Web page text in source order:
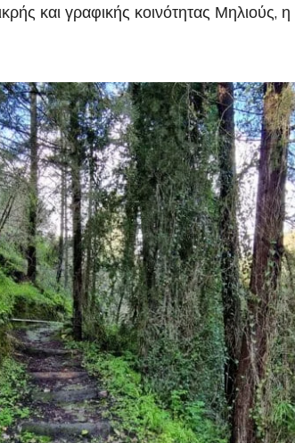
και γραφικής κοινότητας Μηλιούς,